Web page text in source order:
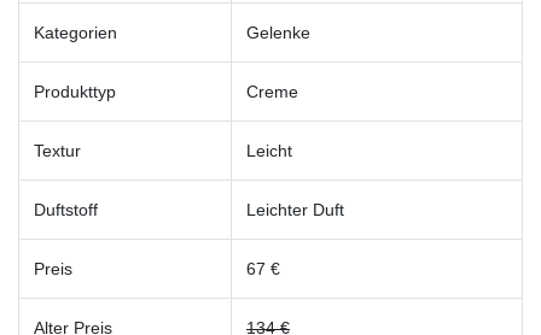
Kategorien Gelenke
Produkttyp Creme
Textur Leicht
Duftstoff Leichter Duft
Preis 67 €
Alter Preis 134 €